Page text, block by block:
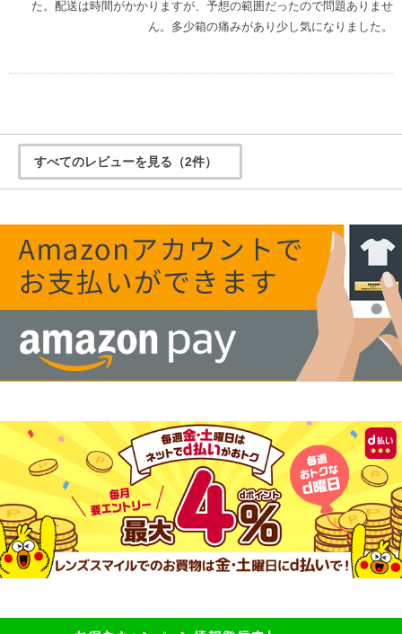
た。配送は時間がかかりますが、予想の範囲だったので問題ありませ
ん。多少箱の痛みがあり少し気になりました。
すべてのレビューを見る（2件）